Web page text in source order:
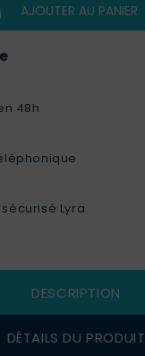
AJOUTER AU PANIER
48h
Lyra
DESCRIPTION
DÉTAILS DU PRODUIT